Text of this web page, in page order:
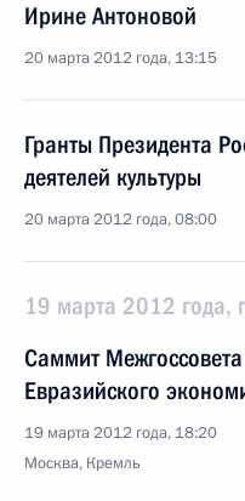
Ирине Антоновой
20 марта 2012 года, 13:15
Гранты Президента
деятелей культуры
20 марта 2012 года, 08:00
19 марта 2012 года,
Саммит
Евразийского
19 марта 2012 года, 18:20
Москва, Кремль